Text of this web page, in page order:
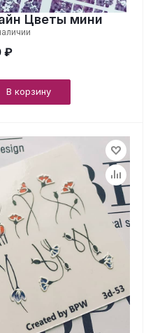
Цветы мини
₽
В корзину